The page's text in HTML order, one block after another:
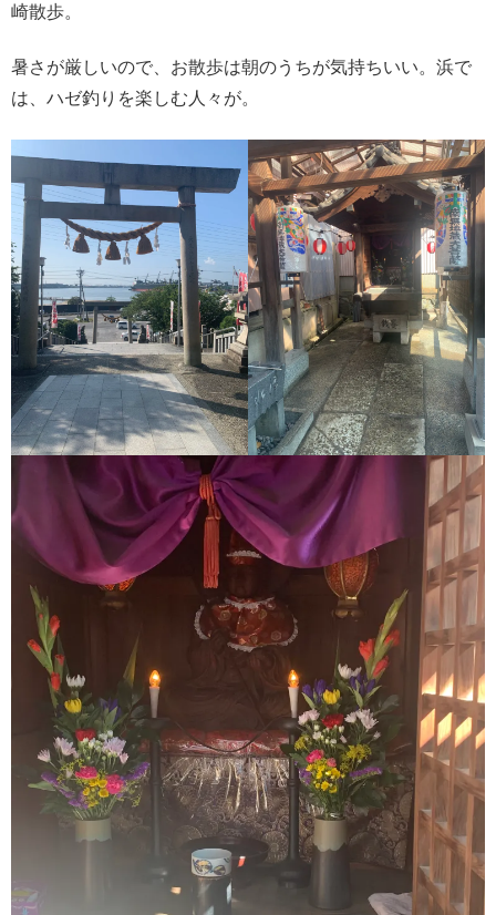
崎散歩。
暑さが厳しいので、お散歩は朝のうちが気持ちいい。浜で
は、ハゼ釣りを楽しむ人々が。